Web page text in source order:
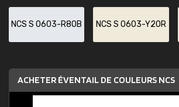
NCS S 0603-R80B NCS S 0603-Y20R
ACHETER ÉVENTAIL DE COULEURS NCS